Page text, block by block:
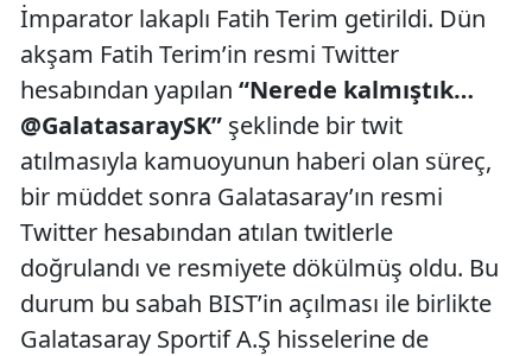
İmparator lakaplı Fatih Terim getirildi. Dün
akşam Fatih Terim’in resmi Twitter
hesabından yapılan “Nerede kalmıştık…
@GalatasaraySK” şeklinde bir twit
atılmasıyla kamuoyunun haberi olan süreç,
bir müddet sonra Galatasaray’ın resmi
Twitter hesabından atılan twitlerle
doğrulandı ve resmiyete dökülmüş oldu. Bu
durum bu sabah BIST’in açılması ile birlikte
Galatasaray Sportif A.Ş hisselerine de